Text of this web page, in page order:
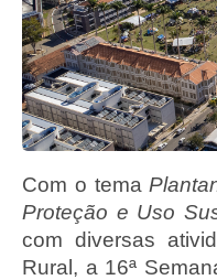
Com o tema
Proteção e Uso
com diversas
Rural, a 16ª